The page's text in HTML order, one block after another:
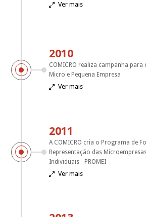
 Ver mais
2010
COMICRO realiza campanha
Micro e Pequena Empresa
 Ver mais
2011
A COMICRO cria o Programa de
Representação das
Individuais - PROMEI
 Ver mais